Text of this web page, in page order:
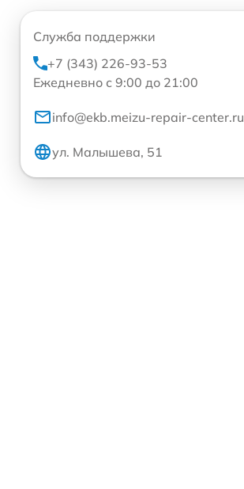
Служба поддержки
+7 (343) 226-93-53
Ежедневно с 9:00 до 21:00
info@ekb.meizu-repair-center.ru
ул. Малышева, 51